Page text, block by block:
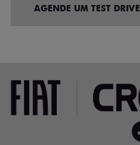
AGENDE UM TEST DRIVE